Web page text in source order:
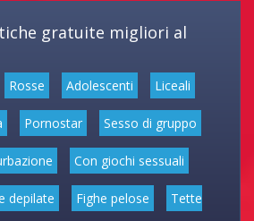
gratuite migliori al
Rosse Adolescenti Liceali
Pornostar Sesso di gruppo
Con giochi sessuali
depilate Fighe pelose Tette